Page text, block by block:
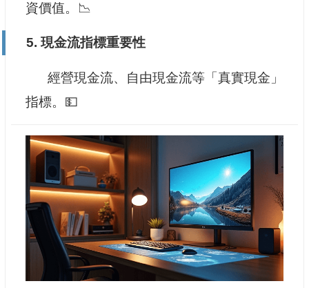
資價值。📉
5. 現金流指標重要性
經營現金流、自由現金流等「真實現金」
指標。💵